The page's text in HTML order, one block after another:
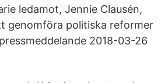
ledamot, Jennie Clausén,
genomföra politiska reformer
2018-03-26